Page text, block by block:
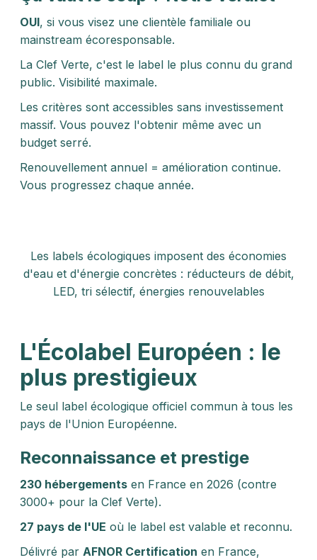
OUI, si vous visez une clientèle familiale ou
mainstream écoresponsable.
La Clef Verte, c'est le label le plus connu du grand
public. Visibilité maximale.
Les critères sont accessibles sans investissement
massif. Vous pouvez l'obtenir même avec un
budget serré.
Renouvellement annuel = amélioration continue.
Vous progressez chaque année.
Les labels écologiques imposent des économies
d'eau et d'énergie concrètes : réducteurs de débit,
LED, tri sélectif, énergies renouvelables
L'Écolabel Européen : le
plus prestigieux
Le seul label écologique officiel commun à tous les
pays de l'Union Européenne.
Reconnaissance et prestige
230 hébergements en France en 2026 (contre
3000+ pour la Clef Verte).
27 pays de l'UE où le label est valable et reconnu.
Délivré par AFNOR Certification en France,